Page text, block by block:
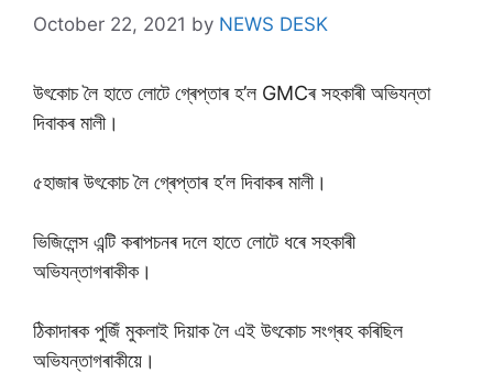
October 22, 2021 by NEWS DESK
উৎকোচ লৈ হাতে লোটে গ্ৰেপ্তাৰ হ’ল GMCৰ সহকাৰী অভিযন্তা
দিবাকৰ মালী।
৫হাজাৰ উৎকোচ লৈ গ্ৰেপ্তাৰ হ’ল দিবাকৰ মালী।
ভিজিলেন্স এন্টি কৰাপচনৰ দলে হাতে লোটে ধৰে সহকাৰী
অভিযন্তাগৰাকীক।
ঠিকাদাৰক পুজিঁ মুকলাই দিয়াক লৈ এই উৎকোচ সংগ্ৰহ কৰিছিল
অভিযন্তাগৰাকীয়ে।